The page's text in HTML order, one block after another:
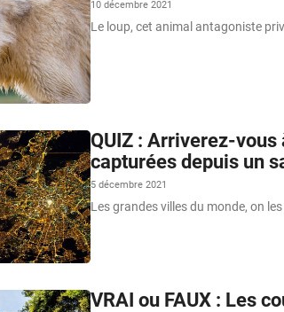
10 décembre 2021
Le loup, cet animal antagoniste
QUIZ : Arriverez-
capturées depuis un
5 décembre 2021
Les grandes villes du monde, on
VRAI ou FAUX : Les